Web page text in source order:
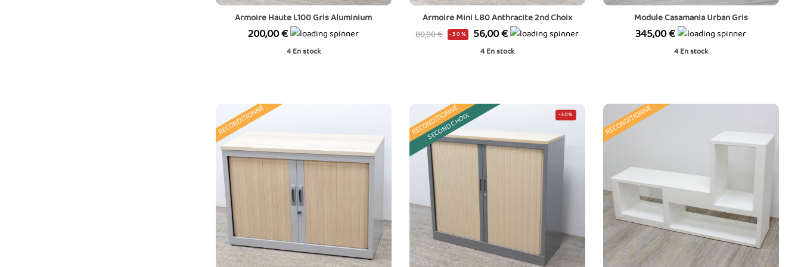
Armoire Haute L100 Gris Aluminium
Prix
200,00 €
4En stock
Armoire Mini L80 Anthracite 2nd Choix
Prix
80,00 € -30% Prix
56,00 €
4En stock
Module Casamania Urban Gris
Prix
345,00 €
4En stock
RECONDITIONNÉ RECONDITIONNÉ
SECOND CHOIX -30% RECONDITIONNÉ